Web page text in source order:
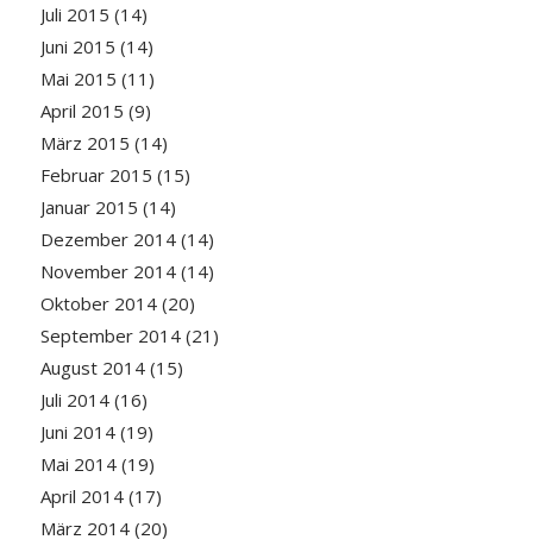
Juli 2015 (14)
Juni 2015 (14)
Mai 2015 (11)
April 2015 (9)
März 2015 (14)
Februar 2015 (15)
Januar 2015 (14)
Dezember 2014(14)
November 2014(14)
Oktober 2014(20)
September 2014(21)
August 2014(15)
Juli 2014(16)
Juni 2014(19)
Mai 2014(19)
April 2014(17)
März 2014(20)